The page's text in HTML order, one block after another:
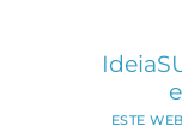
ESTE